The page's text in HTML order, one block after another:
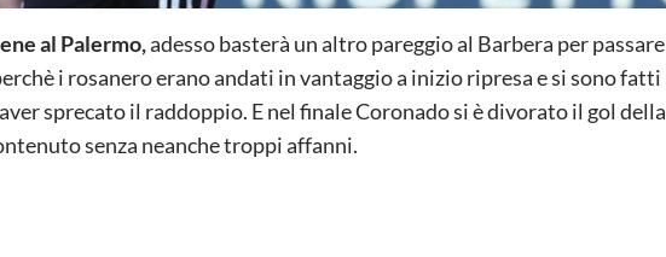
al Palermo,adesso basterà un altro pareggio al Barbera per passare
i rosanero erano andati in vantaggio a inizio ripresa e si sono fatti
sprecato il raddoppio. E nel finale Coronado si è divorato il gol della
senza neanche troppi affanni.